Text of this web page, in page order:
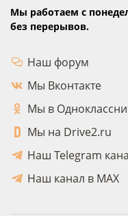
Мы работаем с
без перерывов.
Наш форум
Мы Вконтакте
Мы в
Мы на Drive2.ru
Наш Telegram
Наш канал в MAX